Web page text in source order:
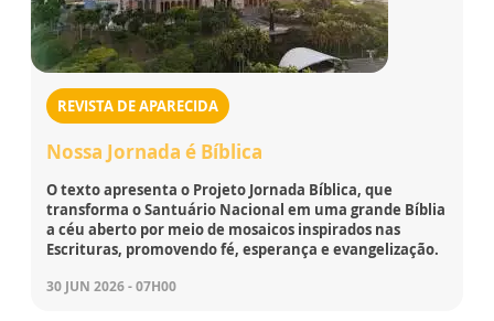
REVISTA DE APARECIDA
Nossa Jornada é Bíblica
O texto apresenta o Projeto Jornada Bíblica, que
transforma o Santuário Nacional em uma grande Bíblia
a céu aberto por meio de mosaicos inspirados nas
Escrituras, promovendo fé, esperança e evangelização.
30 JUN 2026 - 07H00